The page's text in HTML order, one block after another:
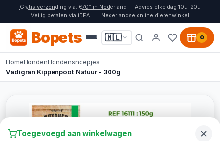
Gratis verzending v.a. €70* in Nederland
Advies elke dag 10u-20u
Veilig betalen via iDEAL
Nederlandse online dierenwinkel
Bopets 🇳🇱 0
HomeHondenHondensnoepjes
Vadigran Kippenpoot Natuur - 300g
Toegevoegd aan winkelwagen